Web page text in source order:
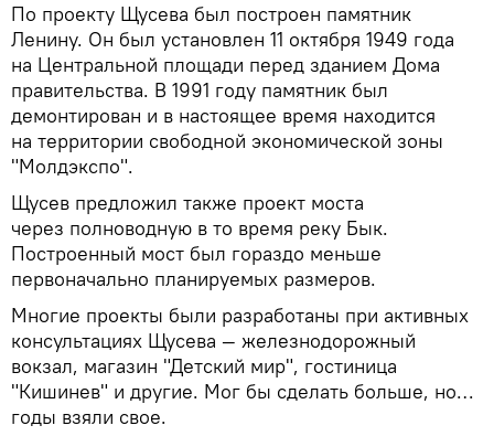
По проекту Щусева был построен памятник
Ленину. Он был установлен 11 октября 1949 года
на Центральной площади перед зданием Дома
правительства. В 1991 году памятник был
демонтирован и в настоящее время находится
на территории свободной экономической зоны
"Молдэкспо".
Щусев предложил также проект моста
через полноводную в то время реку Бык.
Построенный мост был гораздо меньше
первоначально планируемых размеров.
Многие проекты были разработаны при активных
консультациях Щусева — железнодорожный
вокзал, магазин "Детский мир", гостиница
"Кишинев" и другие. Мог бы сделать больше, но…
годы взяли свое.